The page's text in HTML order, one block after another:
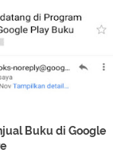
Buku di Google